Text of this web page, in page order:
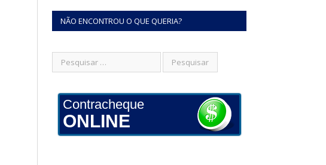
NÃO ENCONTROU O QUE QUERIA?
Contracheque
ONLINE